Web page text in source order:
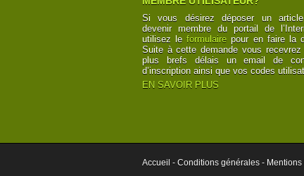
Si vous désirez déposer un
devenir membre du portail de
utilisez leformulaire pour en faire la
Suite à cette demande vous recevrez
plus brefs délais un email de
d’inscription ainsi que vos codes
EN SAVOIR PLUS
Accueil - Conditions générales -